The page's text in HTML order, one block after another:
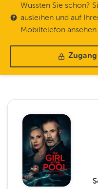
Wussten Sie schon?
ausleihen und auf
Mobiltelefon ansehen.
Zugang